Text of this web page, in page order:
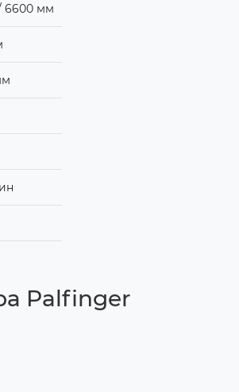
6600 мм
Palfinger